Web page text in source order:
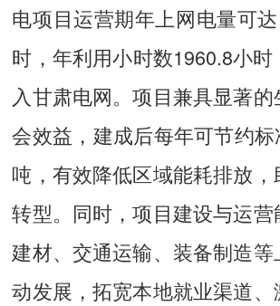
电项目运营期年上网电量可
时，年利用小时数1960.8小
入甘肃电网。项目兼具显著
会效益，建成后每年可节约
吨，有效降低区域能耗排放
转型。同时，项目建设与运
建材、交通运输、装备制造
动发展，拓宽本地就业渠道